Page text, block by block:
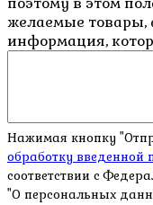
желаемые товары,
информация,
Нажимая кнопку
обработку
соответствии с
"О персональных